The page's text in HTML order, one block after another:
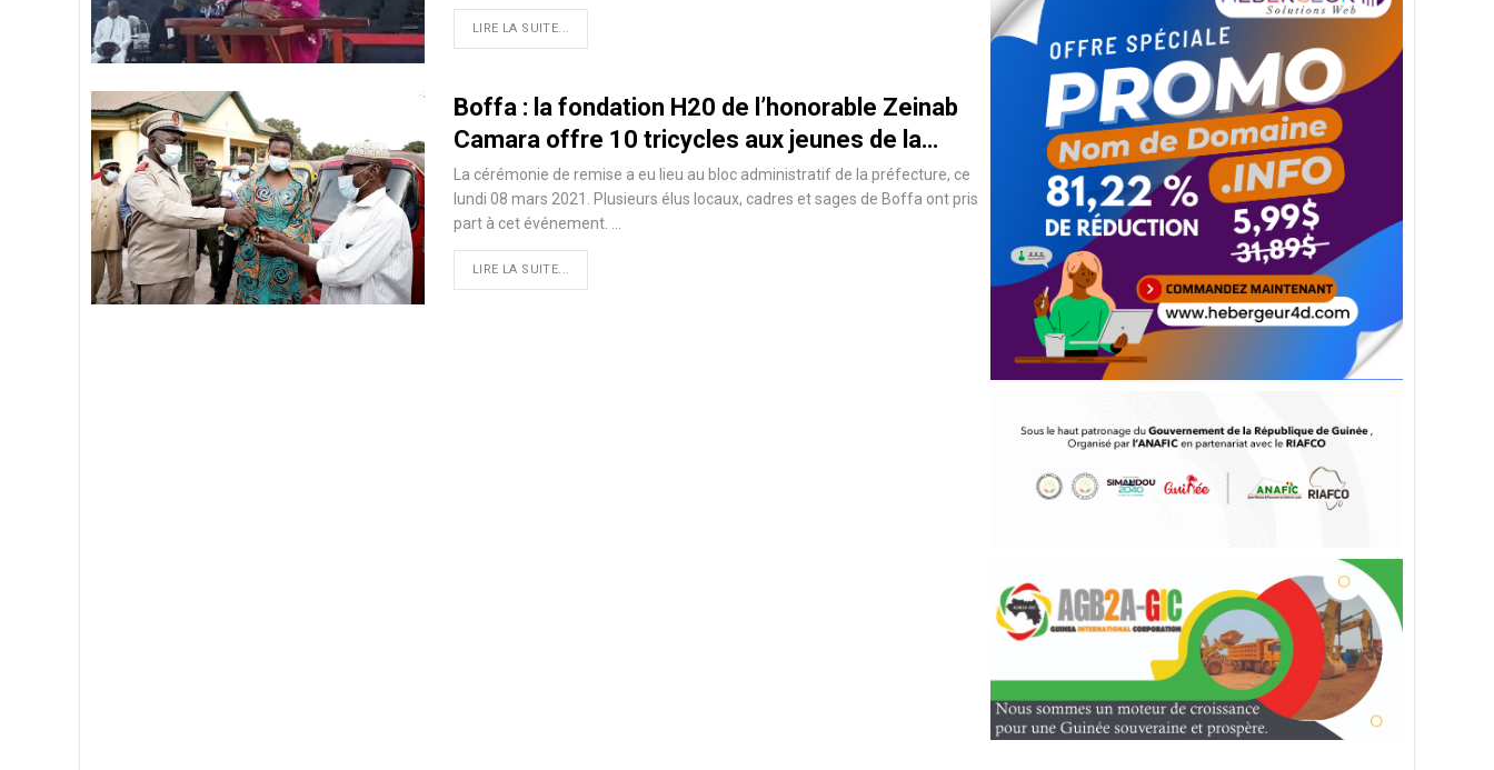
LIRE LA SUITE...
Boffa : la fondation H20 de l’honorable Zeinab
Camara offre 10 tricycles aux jeunes de la…
La cérémonie de remise a eu lieu au bloc administratif de la préfecture, ce
lundi 08 mars 2021. Plusieurs élus locaux, cadres et sages de Boffa ont pris
part à cet événement.
LIRE LA SUITE...